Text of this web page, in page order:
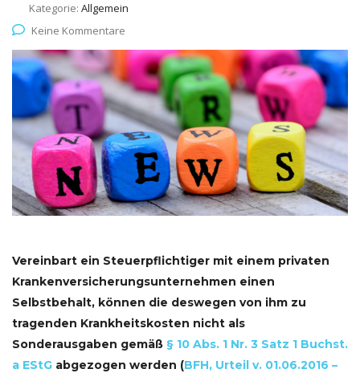
Kategorie: Allgemein
Keine Kommentare
Vereinbart ein Steuerpflichtiger mit einem privaten
Krankenversicherungsunternehmen einen
Selbstbehalt, können die deswegen von ihm zu
tragenden Krankheitskosten nicht als
Sonderausgaben gemäß § 10 Abs. 1 Nr. 3 Satz 1 Buchst.
a EStG abgezogen werden (BFH, Urteil v. 01.06.2016 –